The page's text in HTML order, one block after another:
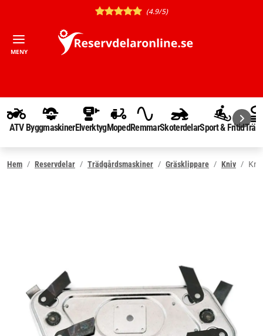
(4.9/5)
MENY
ATV ByggmaskinerElverktygMopedRemmarSkoterdelarSport & Fritid
Hem Reservdelar Trädgårdsmaskiner Gräsklippare Kniv